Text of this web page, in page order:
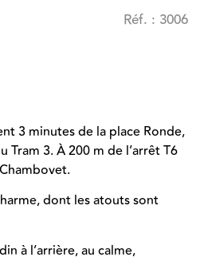
Réf. : 3006
3 minutes de la place Ronde,
3. À 200 m de l’arrêt T6
dont les atouts sont
à l’arrière, au calme,